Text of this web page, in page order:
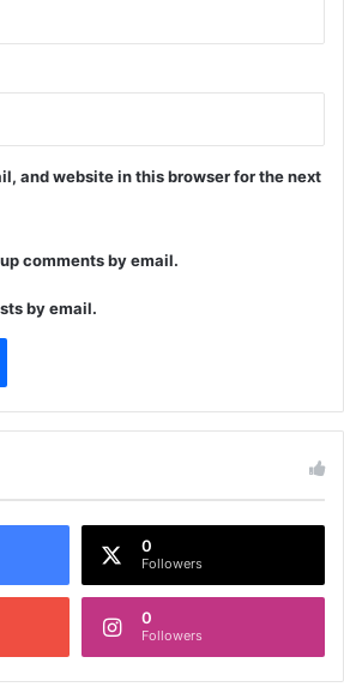
and website in this browser for the next
comments by email.
by email.
0
Followers
0
Followers